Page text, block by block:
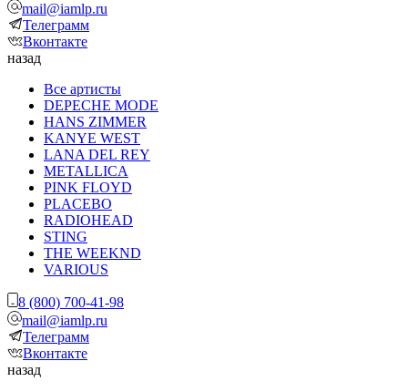
mail@iamlp.ru
Телеграмм
Вконтакте
назад
Все артисты
DEPECHE MODE
HANS ZIMMER
KANYE WEST
LANA DEL REY
METALLICA
PINK FLOYD
PLACEBO
RADIOHEAD
STING
THE WEEKND
VARIOUS
8 (800) 700-41-98
mail@iamlp.ru
Телеграмм
Вконтакте
назад